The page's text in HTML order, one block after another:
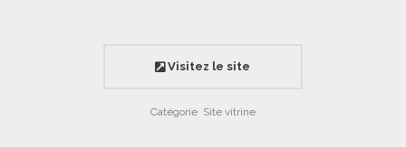
Visitez le site
Catégorie Site vitrine